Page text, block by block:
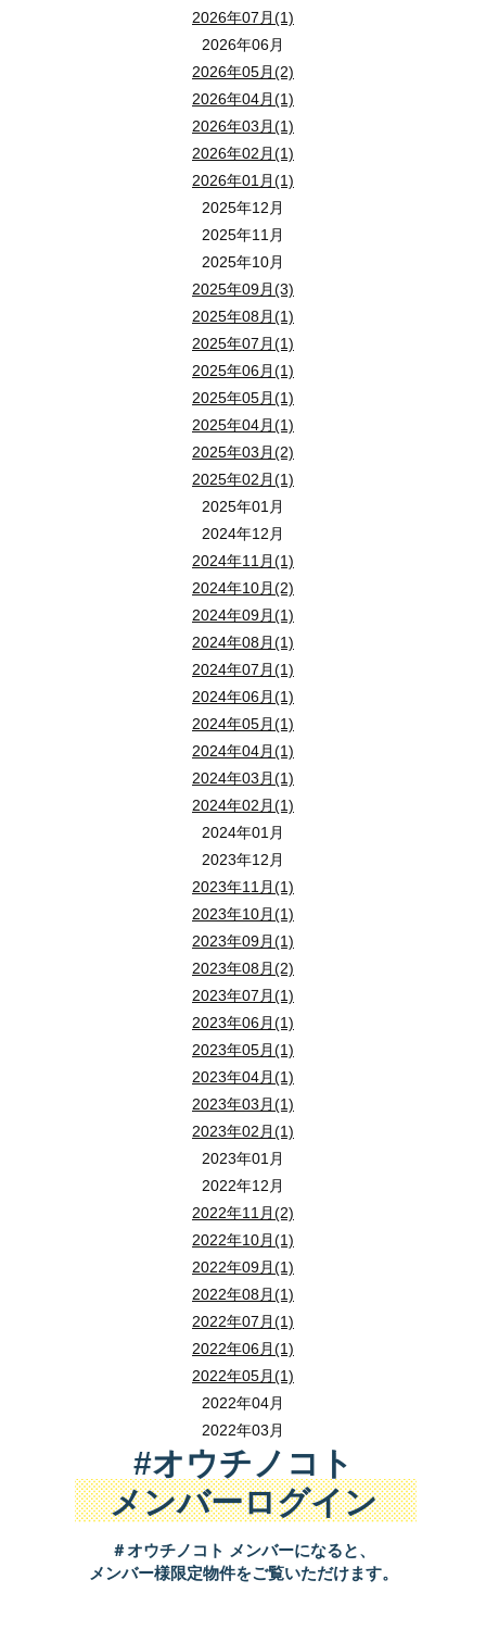
2026年07月(1)
2026年06月
2026年05月(2)
2026年04月(1)
2026年03月(1)
2026年02月(1)
2026年01月(1)
2025年12月
2025年11月
2025年10月
2025年09月(3)
2025年08月(1)
2025年07月(1)
2025年06月(1)
2025年05月(1)
2025年04月(1)
2025年03月(2)
2025年02月(1)
2025年01月
2024年12月
2024年11月(1)
2024年10月(2)
2024年09月(1)
2024年08月(1)
2024年07月(1)
2024年06月(1)
2024年05月(1)
2024年04月(1)
2024年03月(1)
2024年02月(1)
2024年01月
2023年12月
2023年11月(1)
2023年10月(1)
2023年09月(1)
2023年08月(2)
2023年07月(1)
2023年06月(1)
2023年05月(1)
2023年04月(1)
2023年03月(1)
2023年02月(1)
2023年01月
2022年12月
2022年11月(2)
2022年10月(1)
2022年09月(1)
2022年08月(1)
2022年07月(1)
2022年06月(1)
2022年05月(1)
2022年04月
2022年03月
#オウチノコト
メンバーログイン
＃オウチノコト メンバーになると、
メンバー様限定物件をご覧いただけます。